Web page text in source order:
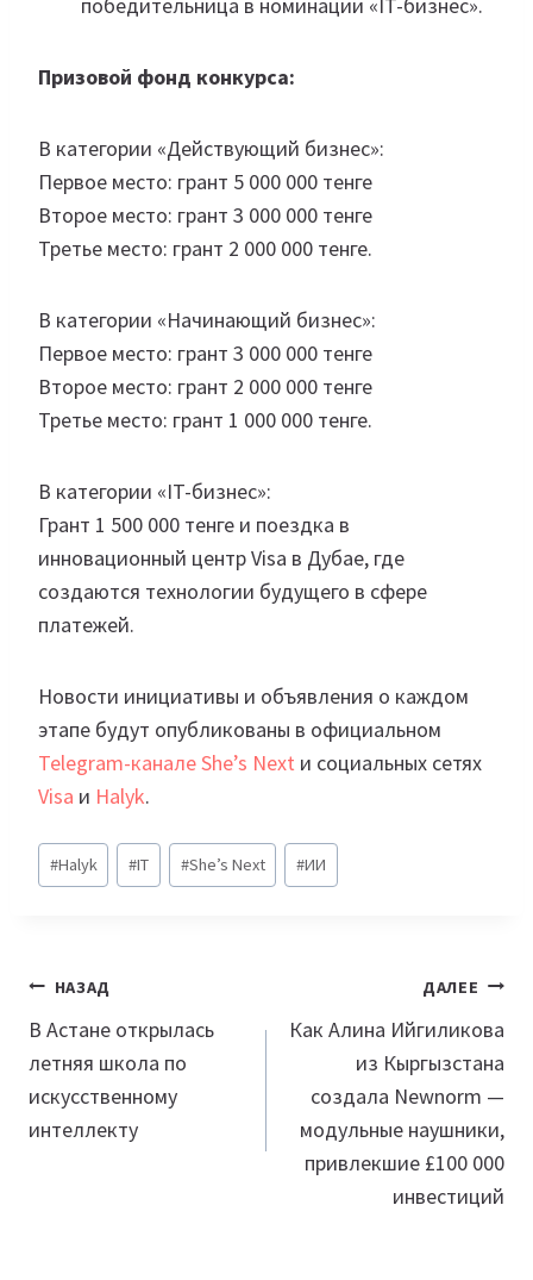
Призовой фонд конкурса:
В категории «Действующий бизнес»:
Первое место: грант 5 000 000 тенге
Второе место: грант 3 000 000 тенге
Третье место: грант 2 000 000 тенге.
В категории «Начинающий бизнес»:
Первое место: грант 3 000 000 тенге
Второе место: грант 2 000 000 тенге
Третье место: грант 1 000 000 тенге.
В категории «IT-бизнес»:
Грант 1 500 000 тенге и поездка в
инновационный центр Visa в Дубае, где
создаются технологии будущего в сфере
платежей.
Новости инициативы и объявления о каждом
этапе будут опубликованы в официальном
Telegram-канале She’s Next и социальных сетях
Visa и Halyk.
Метки
записи:
#Halyk #IT #She’s Next #ИИ
Навигация
по
записям
НАЗАД
В Астане открылась
летняя школа по
искусственному
интеллекту
ДАЛЕЕ
Как Алина Ийгиликова
из Кыргызстана
создала Newnorm —
модульные наушники,
привлекшие £100 000
инвестиций